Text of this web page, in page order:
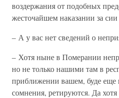
воздержания от подобных
жесточайшем наказании за
– А у вас нет сведений о
– Хотя ныне в Померании
но не только нашими там в
приближении вашем, буде еще
сомнения, ретируются. Да